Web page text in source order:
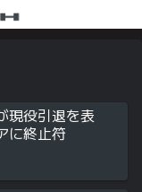
現役引退を表
に終止符